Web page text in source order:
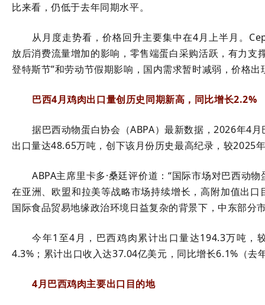
比来看，仍低于去年同期水平。
从月度走势看，价格回升主要集中在4月上半月。
放后消费流量增加的影响，零售端蛋白采购活跃，有力支
登特斯节”和劳动节假期影响，国内需求暂时减弱，价格出
巴西4月鸡肉出口量创历史同期新高，同比增长2.2%
据巴西动物蛋白协会（ABPA）最新数据，2026年4
出口量达48.65万吨，创下该月份历史最高纪录，较2025
ABPA主席里卡多·桑廷评价道：“国际市场对巴西动
在亚洲、欧盟和拉美等战略市场持续增长，高附加值出
国际食品贸易地缘政治环境日益复杂的背景下，中东部分
今年1 至4月，巴西鸡肉累计出口量达194.3万吨，
4.3% ；累计出口收入达37.04亿美元，同比增长6.1% （去
4月巴西鸡肉主要出口目的地